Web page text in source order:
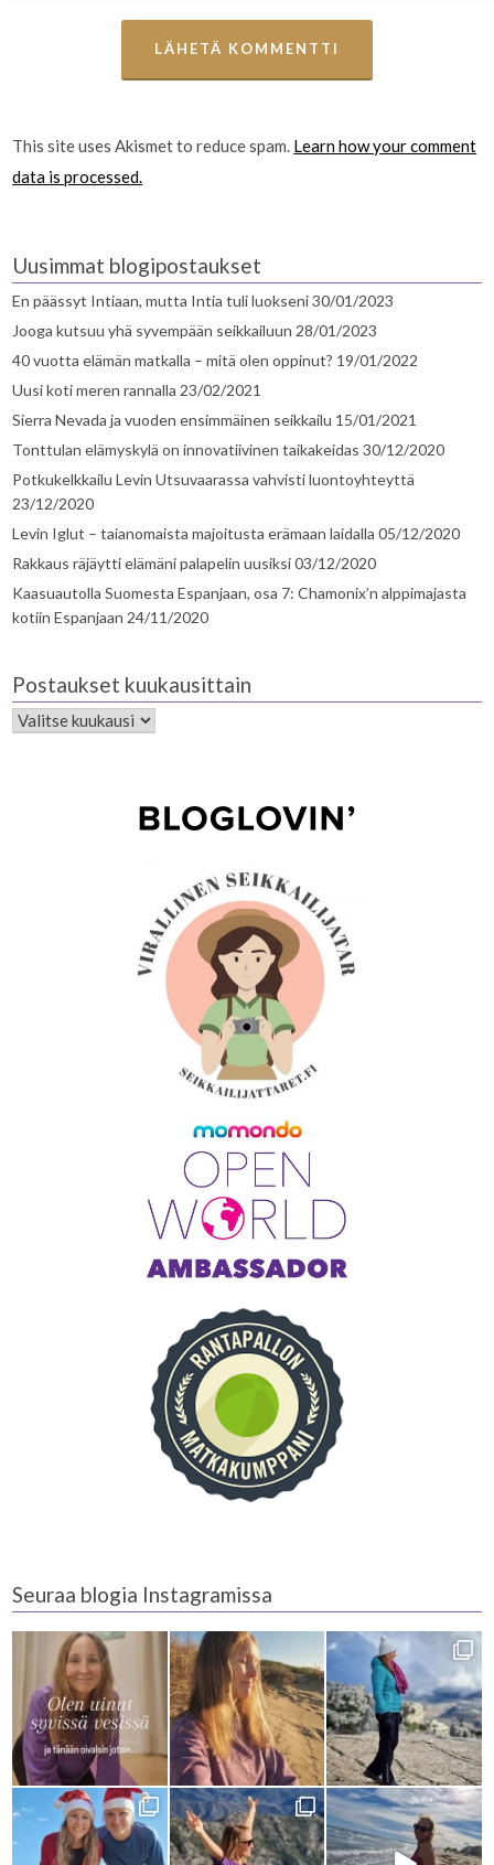
This site uses Akismet to reduce spam. Learn how your comment
data is processed.
Uusimmat blogipostaukset
En päässyt Intiaan, mutta Intia tuli luokseni30/01/2023
Jooga kutsuu yhä syvempään seikkailuun 28/01/2023
40 vuotta elämän matkalla – mitä olen oppinut? 19/01/2022
Uusi koti meren rannalla 23/02/2021
Sierra Nevada ja vuoden ensimmäinen seikkailu 15/01/2021
Tonttulan elämyskylä on innovatiivinen taikakeidas 30/12/2020
Potkukelkkailu Levin Utsuvaarassa vahvisti luontoyhteyttä
23/12/2020
Levin Iglut – taianomaista majoitusta erämaan laidalla 05/12/2020
Rakkaus räjäytti elämäni palapelin uusiksi03/12/2020
Kaasuautolla Suomesta Espanjaan, osa 7: Chamonix’n alppimajasta
kotiin Espanjaan 24/11/2020
Postaukset kuukausittain
Seuraa blogia Instagramissa